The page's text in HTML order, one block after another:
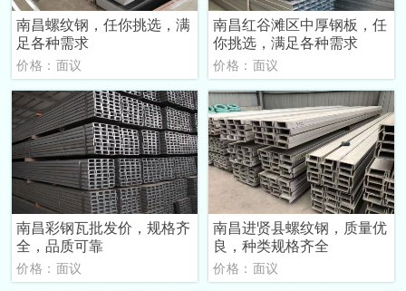
南昌螺纹钢，任你挑选，满
足各种需求
价格：面议
南昌红谷滩区中厚钢板，任
你挑选，满足各种需求
价格：面议
南昌彩钢瓦批发价，规格齐
全，品质可靠
价格：面议
南昌进贤县螺纹钢，质量优
良，种类规格齐全
价格：面议